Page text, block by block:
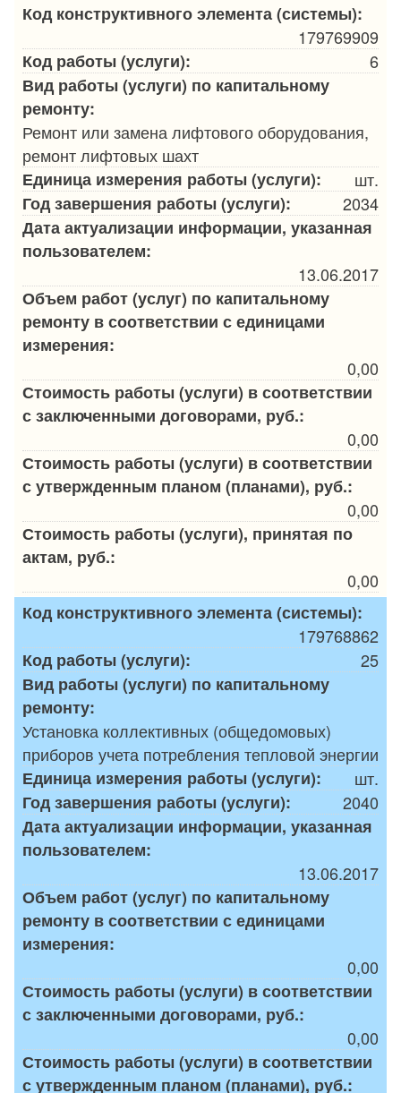
Код конструктивного элемента (системы):
179769909
Код работы (услуги):
6
Вид работы (услуги) по капитальному
ремонту:
Ремонт или замена лифтового оборудования,
ремонт лифтовых шахт
Единица измерения работы (услуги):
шт.
Год завершения работы (услуги):
2034
Дата актуализации информации, указанная
пользователем:
13.06.2017
Объем работ (услуг) по капитальному
ремонту в соответствии с единицами
измерения:
0,00
Стоимость работы (услуги) в соответствии
с заключенными договорами, руб.:
0,00
Стоимость работы (услуги) в соответствии
с утвержденным планом (планами), руб.:
0,00
Стоимость работы (услуги), принятая по
актам, руб.:
0,00
Код конструктивного элемента (системы):
179768862
Код работы (услуги):
25
Вид работы (услуги) по капитальному
ремонту:
Установка коллективных (общедомовых)
приборов учета потребления тепловой энергии
Единица измерения работы (услуги):
шт.
Год завершения работы (услуги):
2040
Дата актуализации информации, указанная
пользователем:
13.06.2017
Объем работ (услуг) по капитальному
ремонту в соответствии с единицами
измерения:
0,00
Стоимость работы (услуги) в соответствии
с заключенными договорами, руб.:
0,00
Стоимость работы (услуги) в соответствии
с утвержденным планом (планами), руб.: